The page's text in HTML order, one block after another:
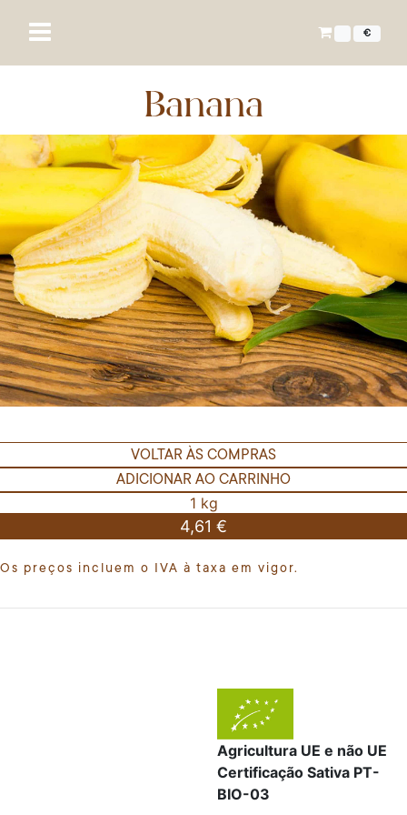
€
Banana
VOLTAR ÀS COMPRAS
ADICIONAR AO CARRINHO
1 kg
4,61 €
Os preços incluem o IVA à taxa em vigor.
Agricultura UE e não UE
Certificação Sativa PT-
BIO-03